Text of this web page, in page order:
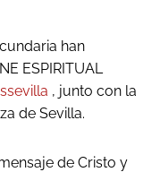
han
ESPIRITUAL
, junto con la
de Sevilla.
de Cristo y